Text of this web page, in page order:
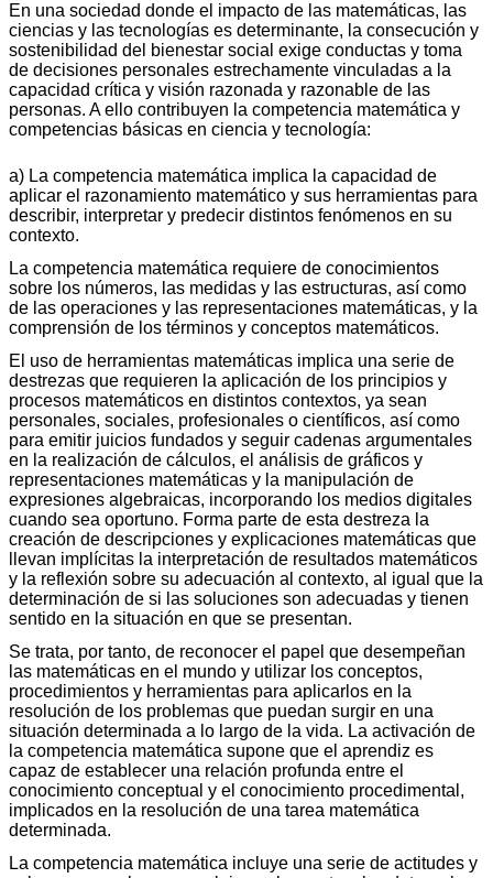
En una sociedad donde el impacto de las matemáticas, las
ciencias y las tecnologías es determinante, la consecución y
sostenibilidad del bienestar social exige conductas y toma
de decisiones personales estrechamente vinculadas a la
capacidad crítica y visión razonada y razonable de las
personas. A ello contribuyen la competencia matemática y
competencias básicas en ciencia y tecnología:
a) La competencia matemática implica la capacidad de
aplicar el razonamiento matemático y sus herramientas para
describir, interpretar y predecir distintos fenómenos en su
contexto.
La competencia matemática requiere de conocimientos
sobre los números, las medidas y las estructuras, así como
de las operaciones y las representaciones matemáticas, y la
comprensión de los términos y conceptos matemáticos.
El uso de herramientas matemáticas implica una serie de
destrezas que requieren la aplicación de los principios y
procesos matemáticos en distintos contextos, ya sean
personales, sociales, profesionales o científicos, así como
para emitir juicios fundados y seguir cadenas argumentales
en la realización de cálculos, el análisis de gráficos y
representaciones matemáticas y la manipulación de
expresiones algebraicas, incorporando los medios digitales
cuando sea oportuno. Forma parte de esta destreza la
creación de descripciones y explicaciones matemáticas que
llevan implícitas la interpretación de resultados matemáticos
y la reflexión sobre su adecuación al contexto, al igual que la
determinación de si las soluciones son adecuadas y tienen
sentido en la situación en que se presentan.
Se trata, por tanto, de reconocer el papel que desempeñan
las matemáticas en el mundo y utilizar los conceptos,
procedimientos y herramientas para aplicarlos en la
resolución de los problemas que puedan surgir en una
situación determinada a lo largo de la vida. La activación de
la competencia matemática supone que el aprendiz es
capaz de establecer una relación profunda entre el
conocimiento conceptual y el conocimiento procedimental,
implicados en la resolución de una tarea matemática
determinada.
La competencia matemática incluye una serie de actitudes y